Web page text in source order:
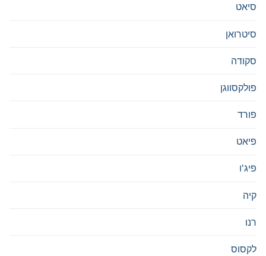
סיאט
סיטרואן
סקודה
פולקסווגן
פורד
פיאט
פיג'ו
קיה
רנו
לקסוס